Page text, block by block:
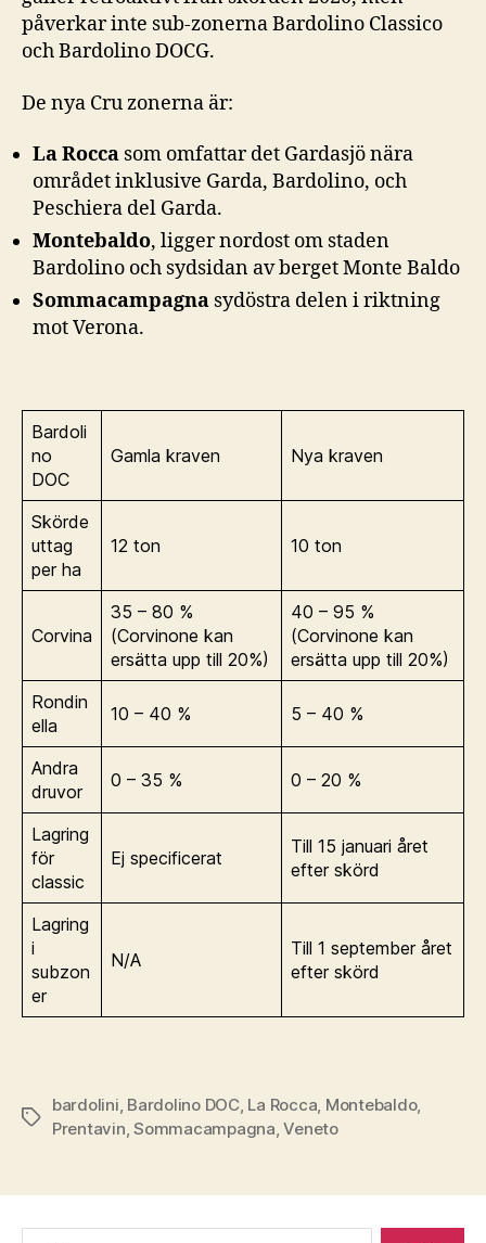
påverkar inte sub-zonerna Bardolino Classico
och Bardolino DOCG.
De nya Cru zonerna är:
La Rocca som omfattar det Gardasjö nära
området inklusive Garda, Bardolino, och
Peschiera del Garda.
Montebaldo, ligger nordost om staden
Bardolino och sydsidan av berget Monte Baldo
Sommacampagna sydöstra delen i riktning
mot Verona.
Bardoli
no
DOC
Gamla kraven Nya kraven
Skörde
uttag
per ha
12 ton 10 ton
Corvina
35 – 80 %
(Corvinone kan
ersätta upp till 20%)
40 – 95 %
(Corvinone kan
ersätta upp till 20%)
Rondin
ella
10 – 40 % 5 – 40 %
Andra
druvor
0 – 35 % 0 – 20 %
Lagring
för
classic
Ej specificerat
Till 15 januari året
efter skörd
Lagring
i
subzon
er
N/A
Till 1 september året
efter skörd
Etiketter
bardolini Bardolino DOC, La Rocca Montebaldo,
Prentavin ,Sommacampagna ,Veneto